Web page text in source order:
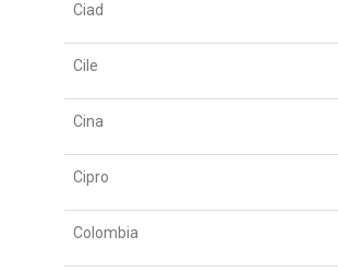
Ciad
Cile
Cina
Cipro
Colombia